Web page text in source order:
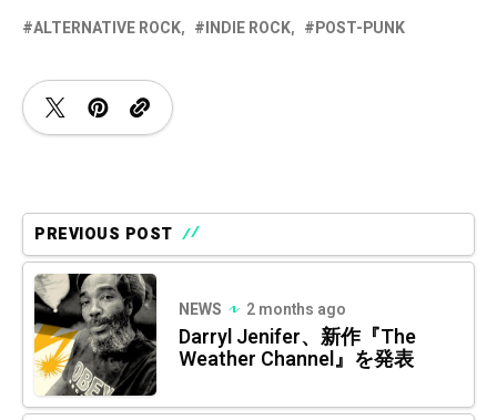
ALTERNATIVE ROCK INDIE ROCK POST-PUNK
PREVIOUS POST
NEWS 2 months ago
Darryl Jenifer、新作『The
Weather Channel』を発表